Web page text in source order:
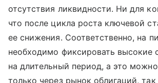
отсутствия ликвидности. Ни для
что после цикла роста ключевой
ее снижения. Соответственно, на
необходимо фиксировать высокие
на длительный период, а это
только через рынок облигаций, так